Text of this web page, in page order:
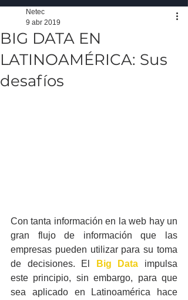
BIG DATA EN
LATINOAMÉRICA: Sus
desafíos
Netec
9 abr 2019
Con tanta información en la web hay un
gran flujo de información que las
empresas pueden utilizar para su toma
de decisiones. El
Big Data impulsa
este principio, sin embargo, para que
sea aplicado en Latinoamérica hace